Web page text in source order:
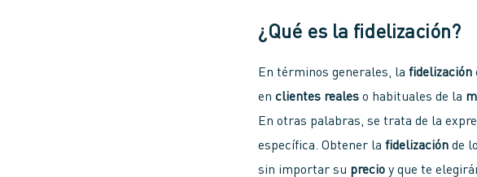
¿Qué es la fidelización?
En términos generales, lafidelización
enclientes reales o habituales de la
En otras palabras, se trata de la
específica. Obtener lafidelización de
sin importar su precio y que te